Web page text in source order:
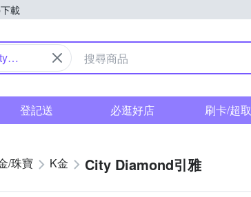
載
物中心
登記送 必逛好店 刷卡/超取
/珠寶 K金 City Diamond引雅